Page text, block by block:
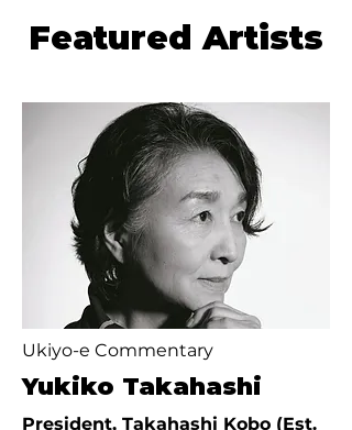
Featured Artists
Ukiyo-e Commentary
Yukiko Takahashi
President, Takahashi Kobo (Est.